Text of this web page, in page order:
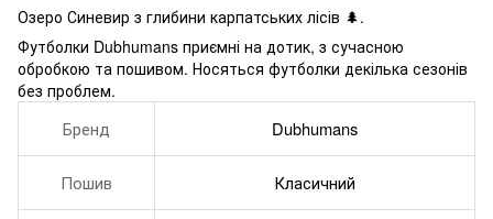
Озеро Синевир з глибини карпатських лісів 🌲.
Футболки Dubhumans приємні на дотик, з сучасною
обробкою та пошивом. Носяться футболки декілька сезонів
без проблем.
Бренд Dubhumans
Пошив Класичний